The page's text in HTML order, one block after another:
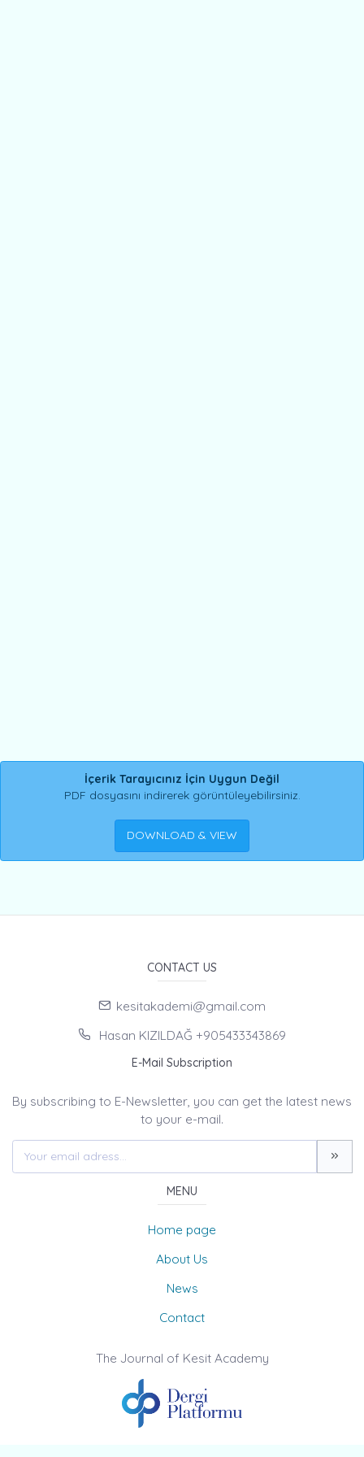
İçerik Tarayıcınız İçin Uygun Değil
PDF dosyasını indirerek görüntüleyebilirsiniz.
DOWNLOAD & VIEW
CONTACT US
kesitakademi@gmail.com
Hasan KIZILDAĞ +905433343869
E-Mail Subscription
By subscribing to E-Newsletter, you can get the latest news
to your e-mail.
MENU
Home page
About Us
News
Contact
The Journal of Kesit Academy